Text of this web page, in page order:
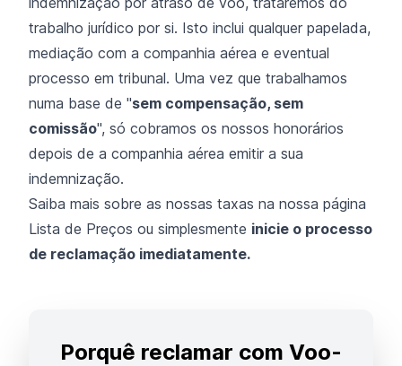
trabalho jurídico por si. Isto inclui qualquer papelada,
mediação com a companhia aérea e eventual
processo em tribunal. Uma vez que trabalhamos
numa base de "sem compensação, sem
comissão", só cobramos os nossos honorários
depois de a companhia aérea emitir a sua
indemnização.
Saiba mais sobre as nossas taxas na nossa página
Lista de Preços ou simplesmente inicie o processo
de reclamação imediatamente.
Porquê reclamar com Voo-